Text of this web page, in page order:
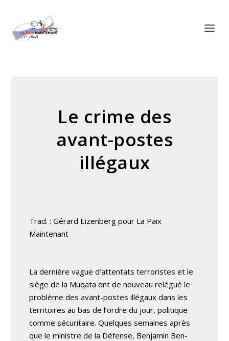
Le crime des
avant-postes
illégaux
Trad. : Gérard Eizenberg pour La Paix
Maintenant
La dernière vague d’attentats terroristes et le
siège de la Muqata ont de nouveau relégué le
problème des avant-postes illégaux dans les
territoires au bas de l’ordre du jour, politique
comme sécuritaire. Quelques semaines après
que le ministre de la Défense, Benjamin Ben-